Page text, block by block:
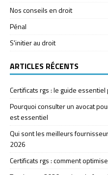
Nos conseils en droit
Pénal
S'initier au droit
ARTICLES RÉCENTS
Certificats rgs : le guide
Pourquoi consulter un avocat
est essentiel
Qui sont les meilleurs
2026
Certificats rgs : comment